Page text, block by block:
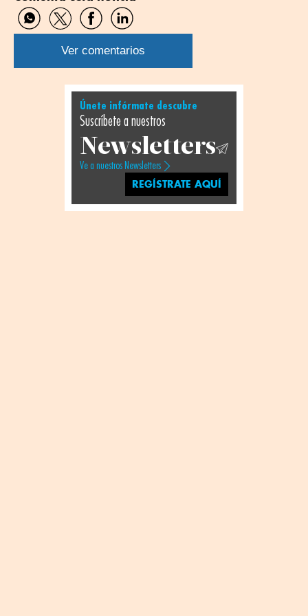
Compartir
por
WhatsApp
Compartir
por
Twitter
Compartir
por
Facebook
Compartir
por
Linkedin
Ver comentarios
Únete infórmate descubre
Suscríbete a nuestros
Newsletters
Ve a nuestros Newsletters
REGÍSTRATE AQUÍ